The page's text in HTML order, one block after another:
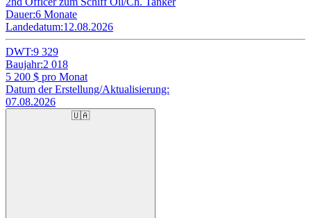
Dauer:6 Monate
Landedatum:12.08.2026
DWT:9 329
Baujahr:2 018
5 200 $ pro Monat
Datum der Erstellung/Aktualisierung:
07.08.2026
🇺🇦